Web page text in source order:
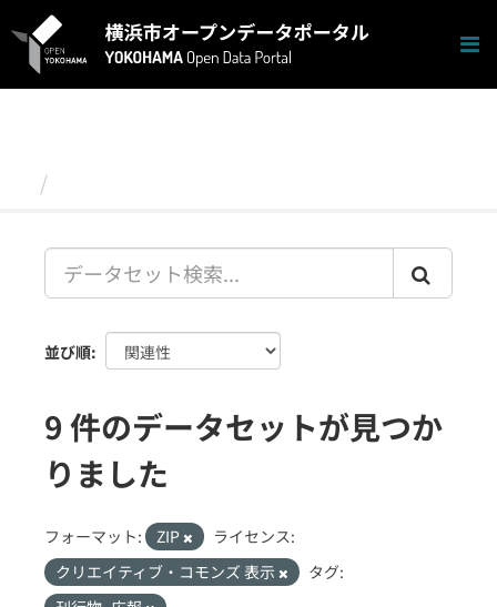
キ
並び順
9 件のデータセットが見つか
りました
フォーマット: ZIP
ライセンス:
クリエイティブ・コモンズ 表示
タグ: